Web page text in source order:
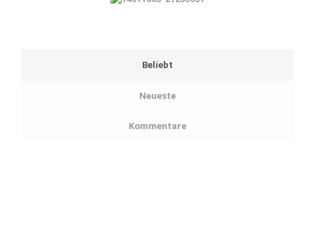
Beliebt
Neueste
Kommentare